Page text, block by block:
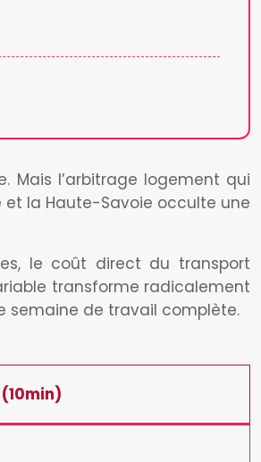
Mais l’arbitrage logement qui
la Haute-Savoie occulte une
le coût direct du transport
transforme radicalement
semaine de travail complète.